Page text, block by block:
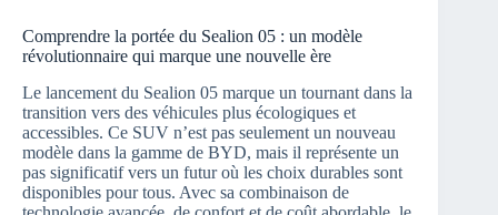
Comprendre la portée du Sealion 05 : un modèle
révolutionnaire qui marque une nouvelle ère
Le lancement du Sealion 05 marque un tournant dans la
transition vers des véhicules plus écologiques et
accessibles. Ce SUV n’est pas seulement un nouveau
modèle dans la gamme de BYD, mais il représente un
pas significatif vers un futur où les choix durables sont
disponibles pour tous. Avec sa combinaison de